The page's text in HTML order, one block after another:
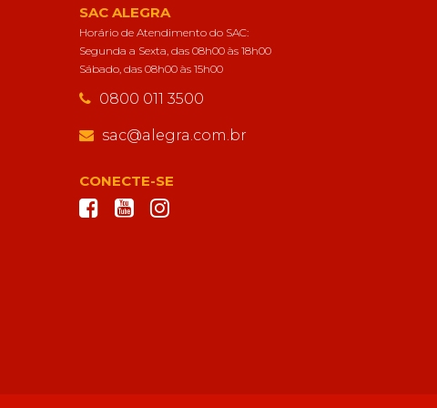
SAC ALEGRA
Horário de Atendimento do SAC:
Segunda a Sexta, das 08h00 às 18h00
Sábado, das 08h00 às 15h00
0800 011 3500
sac@alegra.com.br
CONECTE-SE